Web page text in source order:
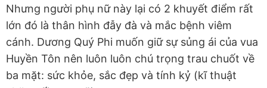
Nhưng người phụ nữ này lại có 2 khuyết điểm rất
lớn đó là thân hình đẫy đà và mắc bệnh viêm
cánh. Dương Quý Phi muốn giữ sự sủng ái của vua
Huyền Tôn nên luôn luôn chú trọng trau chuốt về
ba mặt: sức khỏe, sắc đẹp và tính kỷ (kĩ thuật